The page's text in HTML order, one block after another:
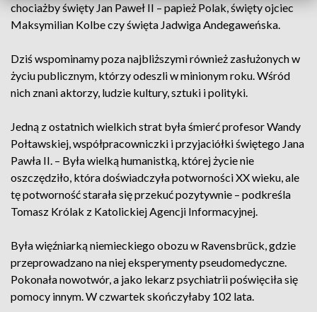
chociażby święty Jan Paweł II – papież Polak, święty ojciec
Maksymilian Kolbe czy święta Jadwiga Andegaweńska.
Dziś wspominamy poza najbliższymi również zasłużonych w
życiu publicznym, którzy odeszli w minionym roku. Wśród
nich znani aktorzy, ludzie kultury, sztuki i polityki.
Jedną z ostatnich wielkich strat była śmierć profesor Wandy
Połtawskiej, współpracowniczki i przyjaciółki świętego Jana
Pawła II. – Była wielką humanistką, której życie nie
oszczędziło, która doświadczyła potworności XX wieku, ale
tę potworność starała się przekuć pozytywnie – podkreśla
Tomasz Królak z Katolickiej Agencji Informacyjnej.
Była więźniarką niemieckiego obozu w Ravensbrück, gdzie
przeprowadzano na niej eksperymenty pseudomedyczne.
Pokonała nowotwór, a jako lekarz psychiatrii poświęciła się
pomocy innym. W czwartek skończyłaby 102 lata.